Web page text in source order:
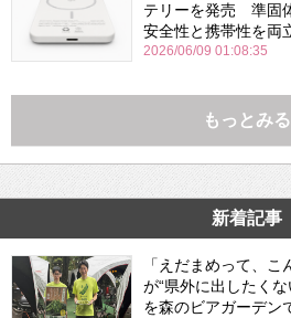
テリーを発売 準固
安全性と携帯性を両
2026/06/09 01:08:35
もっとみる
新着記事
「えだまめって、
が“県外に出したく
を森のビアガーデン